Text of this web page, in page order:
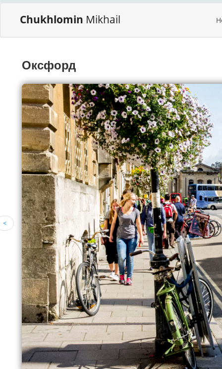
Chukhlomin Mikhail
Оксфорд
<